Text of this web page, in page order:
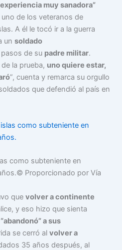
muy sanadora”
uno de los veteranos de
A él le tocó ir a la guerra
unsoldado
de su padre militar.
la prueba, uno quiere estar,
”, cuenta y remarca su orgullo
que defendió al país en
como subteniente en
© Proporcionado por Vía
quevolver a continente
y eso hizo que sienta
“abandonó” a sus
se cerró alvolver a
35 años después, al